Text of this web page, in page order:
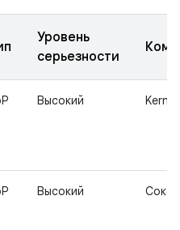
Уровень
серьезности
Высокий Kernel
Высокий